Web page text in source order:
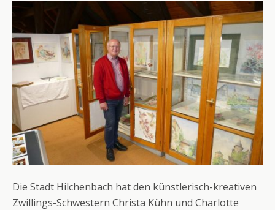
Die Stadt Hilchenbach hat den künstlerisch-kreativen
Zwillings-Schwestern Christa Kühn und Charlotte